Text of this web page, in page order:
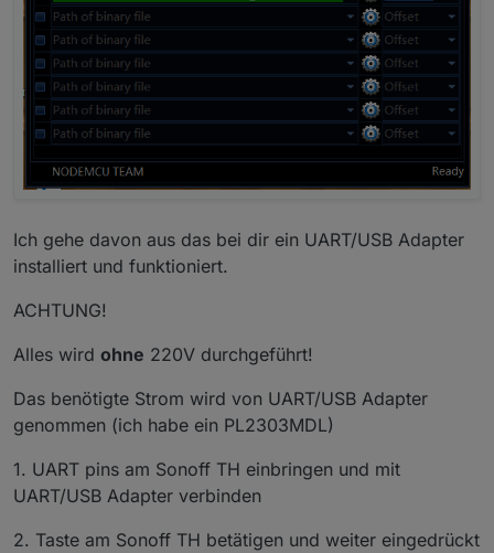
Ich gehe davon aus das bei dir ein UART/USB Adapter
installiert und funktioniert.
ACHTUNG!
Alles wird ohne 220V durchgeführt!
Das benötigte Strom wird von UART/USB Adapter
genommen (ich habe ein PL2303MDL)
1. UART pins am Sonoff TH einbringen und mit
UART/USB Adapter verbinden
2. Taste am Sonoff TH betätigen und weiter eingedrückt